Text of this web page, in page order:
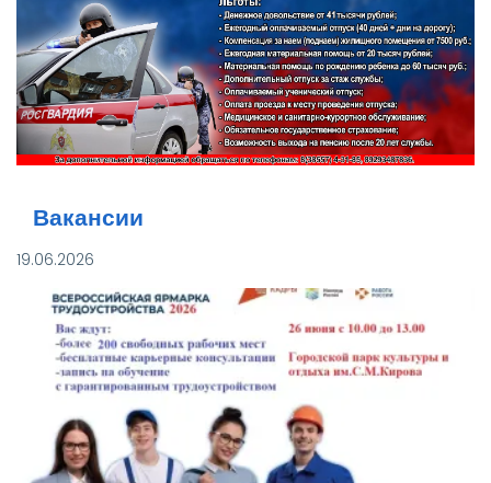
Вакансии
19.06.2026